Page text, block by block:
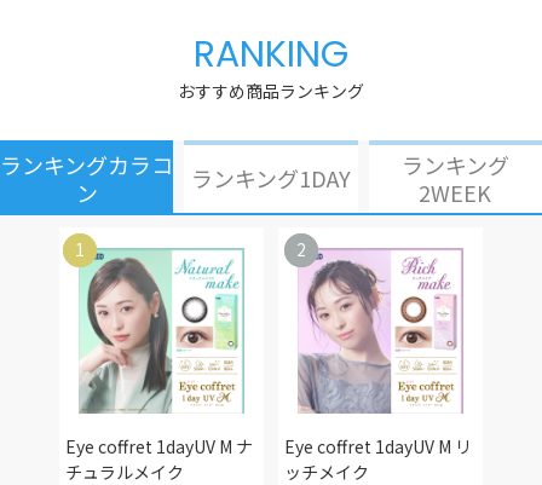
RANKING
おすすめ商品ランキング
ランキングカラコ
ン
ランキング1DAY
ランキング
2WEEK
Eye coffret 1dayUV M ナ
チュラルメイク
Eye coffret 1dayUV M リ
ッチメイク